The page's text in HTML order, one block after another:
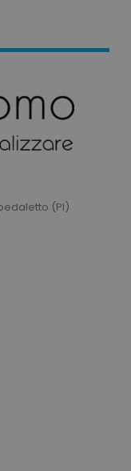
(PI)
le
come
Provider